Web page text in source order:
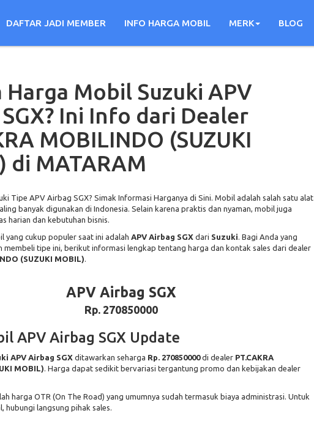
DAFTAR JADI MEMBER INFO HARGA MOBIL MERK BLOG
Harga Mobil Suzuki APV
Ini Info dari Dealer
MOBILINDO (SUZUKI
di MATARAM
Tipe APV Airbag SGX? Simak Informasi Harganya di Sini. Mobil adalah salah satu alat
banyak digunakan di Indonesia. Selain karena praktis dan nyaman, mobil juga
harian dan kebutuhan bisnis.
yang cukup populer saat ini adalah APV Airbag SGXdari Suzuki. Bagi Anda yang
membeli tipe ini, berikut informasi lengkap tentang harga dan kontak sales dari dealer
(SUZUKI MOBIL).
APV Airbag SGX
Rp. 270850000
APV Airbag SGX Update
APV Airbag SGXditawarkan seharga Rp. 270850000di dealer PT.CAKRA
MOBIL). Harga dapat sedikit bervariasi tergantung promo dan kebijakan dealer
harga OTR (On The Road) yang umumnya sudah termasuk biaya administrasi. Untuk
hubungi langsung pihak sales.